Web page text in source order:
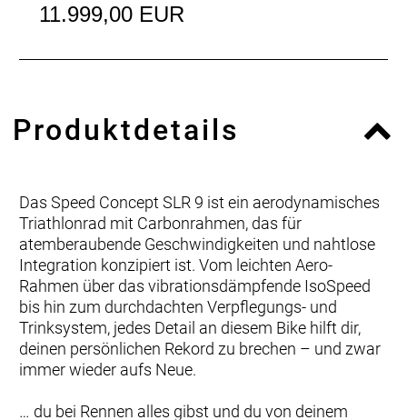
11.999,00 EUR
Produktdetails
Das Speed Concept SLR 9 ist ein aerodynamisches
Triathlonrad mit Carbonrahmen, das für
atemberaubende Geschwindigkeiten und nahtlose
Integration konzipiert ist. Vom leichten Aero-
Rahmen über das vibrationsdämpfende IsoSpeed
bis hin zum durchdachten Verpflegungs- und
Trinksystem, jedes Detail an diesem Bike hilft dir,
deinen persönlichen Rekord zu brechen – und zwar
immer wieder aufs Neue.
… du bei Rennen alles gibst und du von deinem